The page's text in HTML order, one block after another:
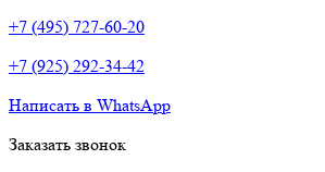
+7 (495) 727-60-20
+7 (925) 292-34-42
Написать в WhatsApp
Заказать звонок